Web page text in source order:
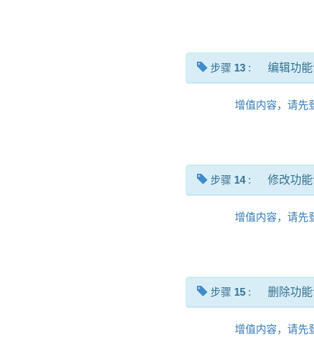
步骤 13 : 编辑功
增值内容，请先
步骤 14: 修改功
增值内容，请先
步骤 15 : 删除功
增值内容，请先